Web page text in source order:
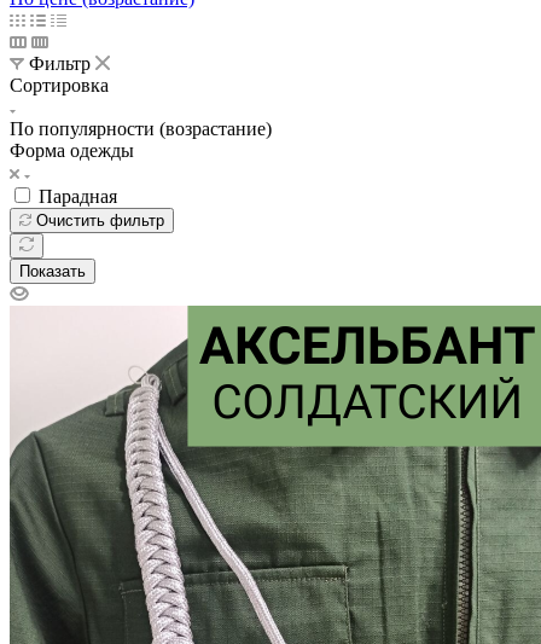
Фильтр
Сортировка
По популярности (возрастание)
Форма одежды
Парадная
Очистить фильтр
Показать